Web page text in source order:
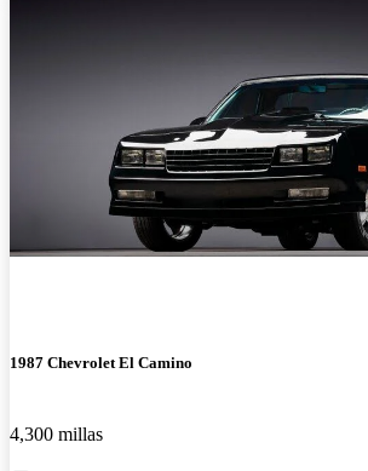
1987 Chevrolet El Camino
4,300 millas